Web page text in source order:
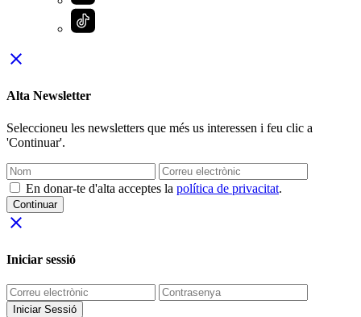
close
Alta Newsletter
Seleccioneu les newsletters que més us interessen i feu clic a
'Continuar'.
En donar-te d'alta acceptes la política de privacitat.
Continuar
close
Iniciar sessió
Iniciar Sessió